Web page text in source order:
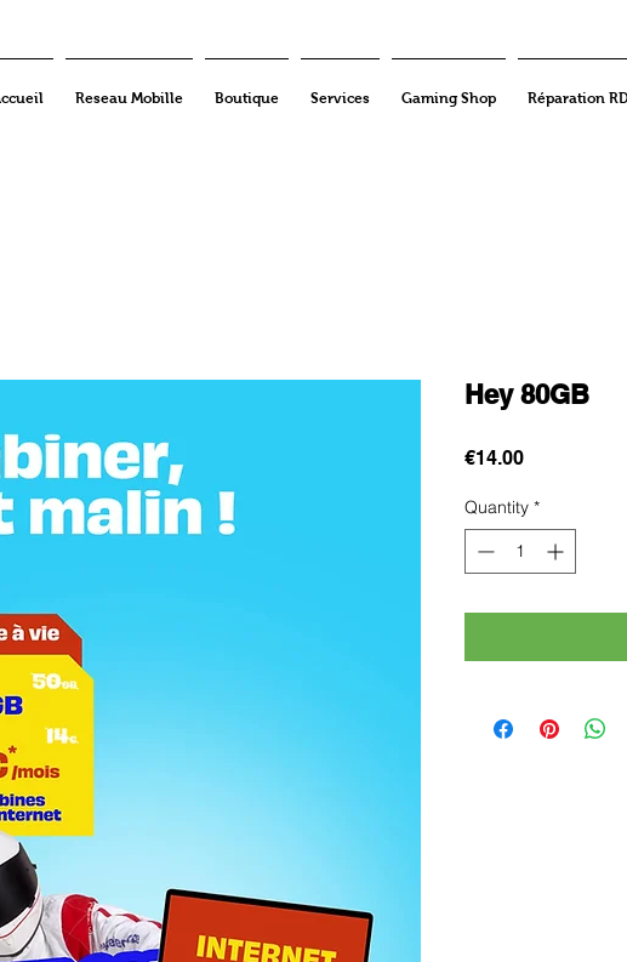
Reseau Mobille Boutique Services Gaming Shop Réparation
Hey 80GB
€14.00Price
Quantity *